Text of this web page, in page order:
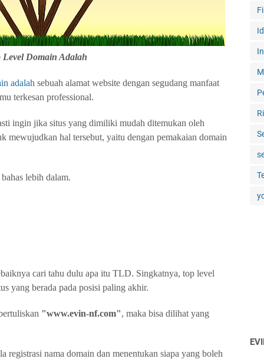
Level Domain Adalah
adalah sebuah alamat website dengan segudang manfaat
terkesan professional.
ingin jika situs yang dimiliki mudah ditemukan oleh
mewujudkan hal tersebut, yaitu dengan pemakaian domain
lebih dalam.
cari tahu dulu apa itu TLD. Singkatnya, top level
yang berada pada posisi paling akhir.
"www.evin-nf.com", maka bisa dilihat yang
nama domain dan menentukan siapa yang boleh